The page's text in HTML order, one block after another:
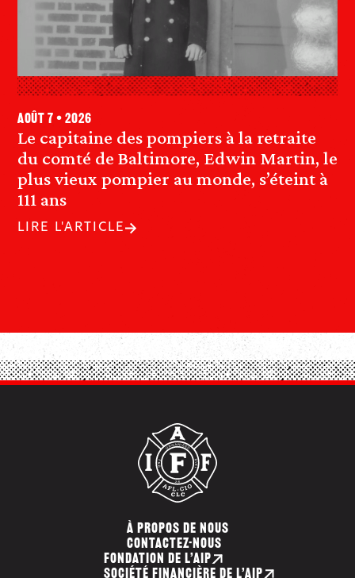
Le capitaine des pompiers à la retraite
du comté de Baltimore, Edwin Martin, le
plus vieux pompier au monde, s’éteint à
111 ans
août 7 • 2026
LIRE L'ARTICLE
À PROPOS DE NOUS
CONTACTEZ-NOUS
FONDATION DE L’AIP
SOCIÉTÉ FINANCIÈRE DE L’AIP